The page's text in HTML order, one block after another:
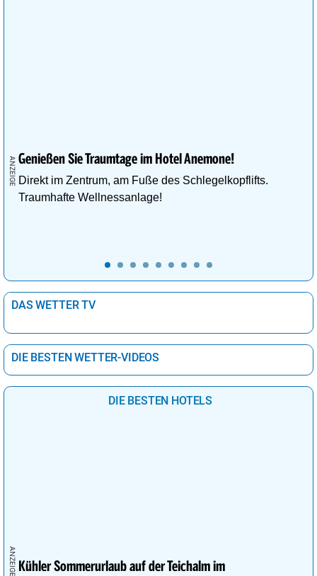
Genießen Sie Traumtage im Hotel Anemone!
Direkt im Zentrum, am Fuße des Schlegelkopflifts.
Traumhafte Wellnessanlage!
DAS WETTER TV
DIE BESTEN WETTER-VIDEOS
DIE BESTEN HOTELS
Kühler Sommerurlaub auf der Teichalm im